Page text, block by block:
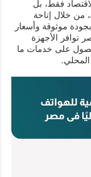
فقط، بل
خلال إتاحة
موثوقة وأسعار
توافر الأجهزة
على خدمات ما